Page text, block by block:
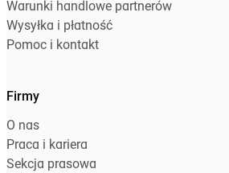
Warunki handlowe partnerów
Wysyłka i płatność
Pomoc i kontakt
Firmy
O nas
Praca i kariera
Sekcja prasowa